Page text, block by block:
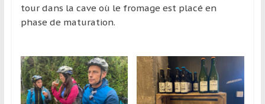
tour dans la cave où le fromage est placé en
phase de maturation.